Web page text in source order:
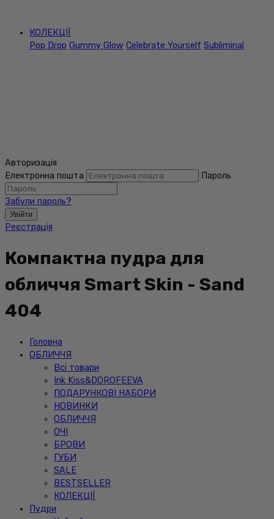
КОЛЕКЦІЇ
Pop Drop Gummy Glow Celebrate Yourself Subliminal
Авторизація
Електронна пошта
Пароль
Забули пароль?
Увійти
Реєстрація
Компактна пудра для
обличчя Smart Skin - Sand
404
Головна
ОБЛИЧЧЯ
Всі товари
Ink Kiss&DOROFEEVA
ПОДАРУНКОВІ НАБОРИ
НОВИНКИ
ОБЛИЧЧЯ
ОЧІ
БРОВИ
ГУБИ
SALE
BESTSELLER
КОЛЕКЦІЇ
Пудри